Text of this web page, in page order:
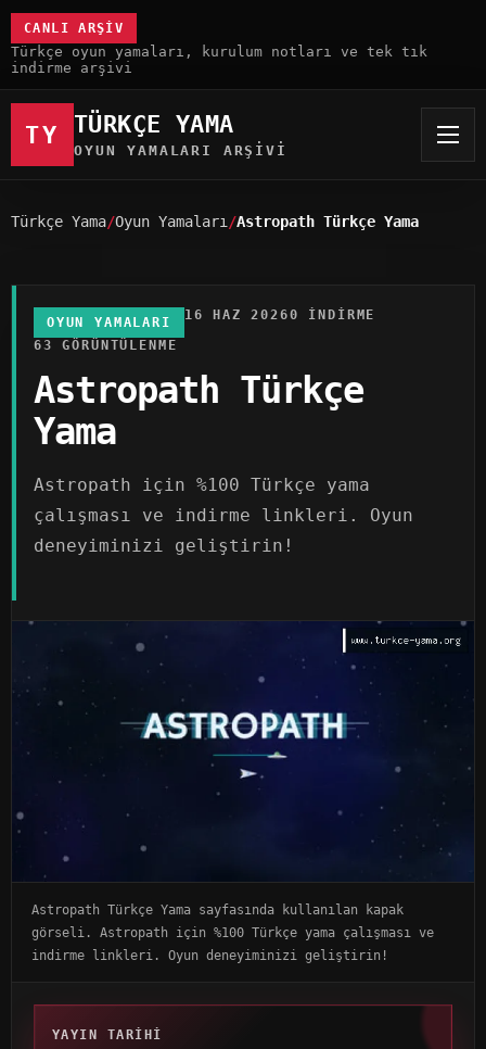
CANLI ARŞIV
Türkçe oyun yamaları, kurulum notları ve tek tık
indirme arşivi
TY TÜRKÇE YAMA
OYUN YAMALARI ARŞIVI
Türkçe Yama Oyun Yamaları Astropath Türkçe Yama
OYUN YAMALARI 16 HAZ 20260 INDIRME
63 GÖRÜNTÜLENME
Astropath Türkçe
Yama
Astropath için %100 Türkçe yama
çalışması ve indirme linkleri. Oyun
deneyiminizi geliştirin!
Astropath Türkçe Yama sayfasında kullanılan kapak
görseli. Astropath için %100 Türkçe yama çalışması ve
indirme linkleri. Oyun deneyiminizi geliştirin!
YAYIN TARIHI